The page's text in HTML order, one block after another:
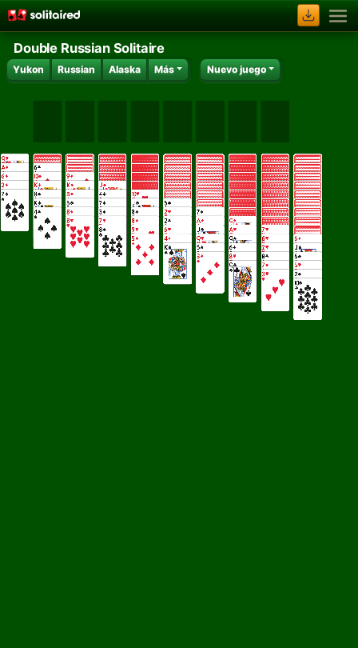
Double Russian Solitaire
Yukon Russian Alaska Más Nuevo juego